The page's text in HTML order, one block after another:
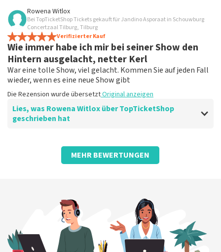
Bewertung von Tanja Bruijn de über
Fein
Schade nur, dass die Tickets dort viel teurer sind
Die Rezension wurde übersetzt Original anzeigen
Rowena Witlox
Bei TopTicketShop Tickets gekauft für Jandino Asporaat in Schouwburg
Concertzaal Tilburg, Tilburg
Verifizierter Kauf
Wie immer habe ich mir bei seiner Show den
Hintern ausgelacht, netter Kerl
War eine tolle Show, viel gelacht. Kommen Sie auf jeden Fall
wieder, wenn es eine neue Show gibt
Die Rezension wurde übersetztOriginal anzeigen
Lies, was Rowena Witlox über TopTicketShop
geschrieben hat
Bewertung von Rowena Witlox überTopTicketShop
Gipfeltreffen
MEHR BEWERTUNGEN